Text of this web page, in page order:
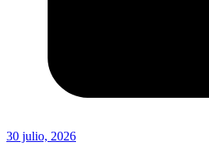
30 julio, 2026